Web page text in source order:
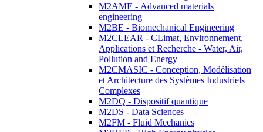
M2AME - Advanced materials
engineering
M2BE - Biomechanical Engineering
M2CLEAR - CLimat, Environnement,
Applications et Recherche - Water, Air,
Pollution and Energy
M2CMASIC - Conception, Modélisation
et Architecture des Systèmes Industriels
Complexes
M2DQ - Dispositif quantique
M2DS - Data Sciences
M2FM - Fluid Mechanics